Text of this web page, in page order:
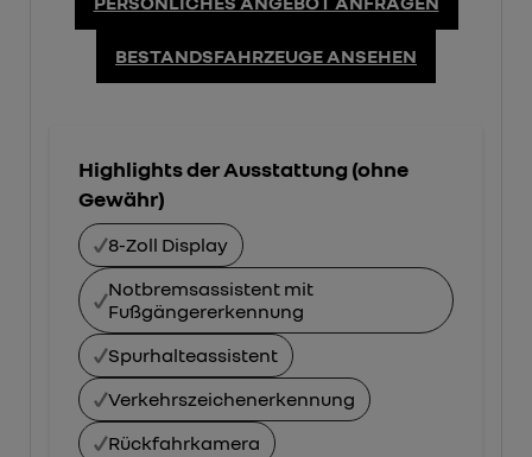
BESTANDSFAHRZEUGE ANSEHEN
Highlights der Ausstattung (ohne
Gewähr)
8-Zoll Display
Notbremsassistent mit
Fußgängererkennung
Spurhalteassistent
Verkehrszeichenerkennung
Rückfahrkamera